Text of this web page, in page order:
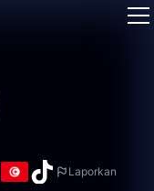
Laporkan